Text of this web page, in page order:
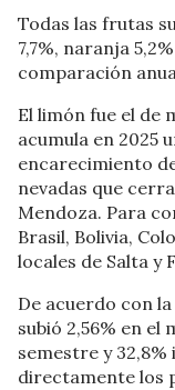
Todas las frutas
7,7%, naranja
comparación
El limón fue el de
acumula en 2025
encarecimiento
nevadas que
Mendoza. Para
Brasil, Bolivia,
locales de Salta y
De acuerdo con
subió 2,56% en el
semestre y
directamente los